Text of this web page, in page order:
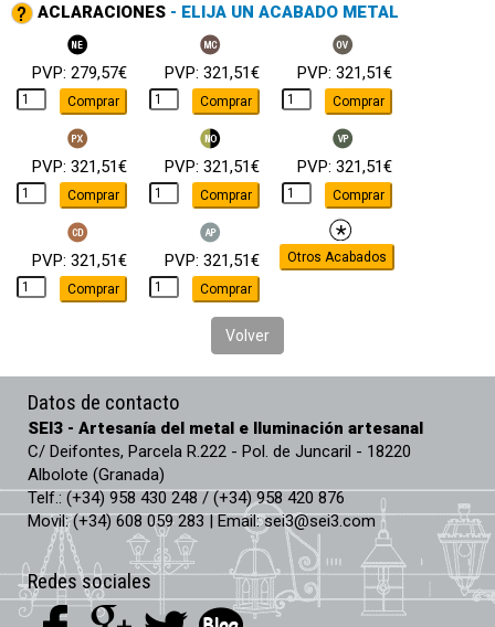
ACLARACIONES - ELIJA UN ACABADO METAL
PVP: 279,57€
Comprar
PVP: 321,51€
Comprar
PVP: 321,51€
Comprar
PVP: 321,51€
Comprar
PVP: 321,51€
Comprar
PVP: 321,51€
Comprar
PVP: 321,51€
Comprar
PVP: 321,51€
Comprar
Volver
Datos de contacto
SEI3 - Artesanía del metal e Iluminación artesanal
C/ Deifontes, Parcela R.222 - Pol. de Juncaril - 18220
Albolote (Granada)
Telf.: (+34) 958 430 248 / (+34) 958 420 876
Movil: (+34) 608 059 283 | Email:sei3@sei3.com
Redes sociales